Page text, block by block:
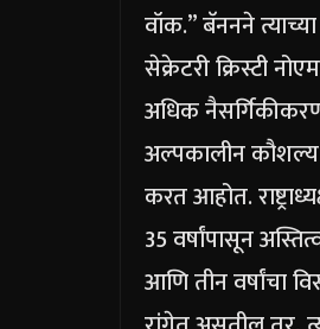
वॉक.” बॅननने
सेक्रेटरी क्रिस्टी
अधिक
अल्पकालीन कौशल्य
करत आहोत.
35 वर्षांपासून
आणि तीन वर्षांचा